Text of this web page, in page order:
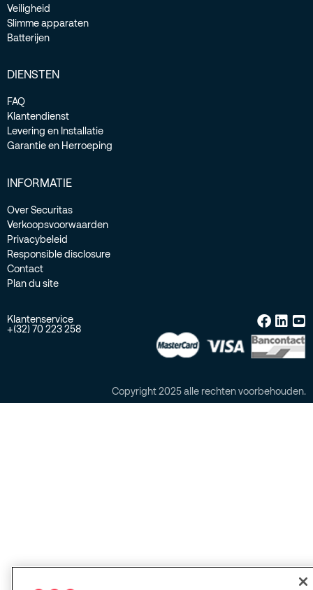
Veiligheid
Slimme apparaten
Batterijen
DIENSTEN
FAQ
Klantendienst
Levering en Installatie
Garantie en Herroeping
INFORMATIE
Over Securitas
Verkoopsvoorwaarden
Privacybeleid
Responsible disclosure
Contact
Plan du site
Klantenservice
+(32) 70 223 258
Copyright 2025 alle rechten voorbehouden.